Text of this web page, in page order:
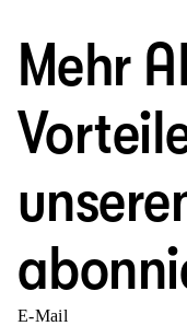
Mehr
E-Mail